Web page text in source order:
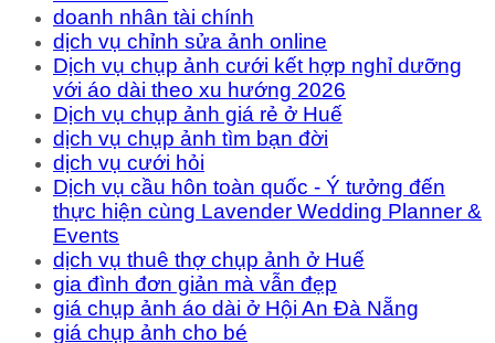
doanh nhân tài chính
dịch vụ chỉnh sửa ảnh online
Dịch vụ chụp ảnh cưới kết hợp nghỉ dưỡng
với áo dài theo xu hướng 2026
Dịch vụ chụp ảnh giá rẻ ở Huế
dịch vụ chụp ảnh tìm bạn đời
dịch vụ cưới hỏi
Dịch vụ cầu hôn toàn quốc - Ý tưởng đến
thực hiện cùng Lavender Wedding Planner &
Events
dịch vụ thuê thợ chụp ảnh ở Huế
gia đình đơn giản mà vẫn đẹp
giá chụp ảnh áo dài ở Hội An Đà Nẵng
giá chụp ảnh cho bé